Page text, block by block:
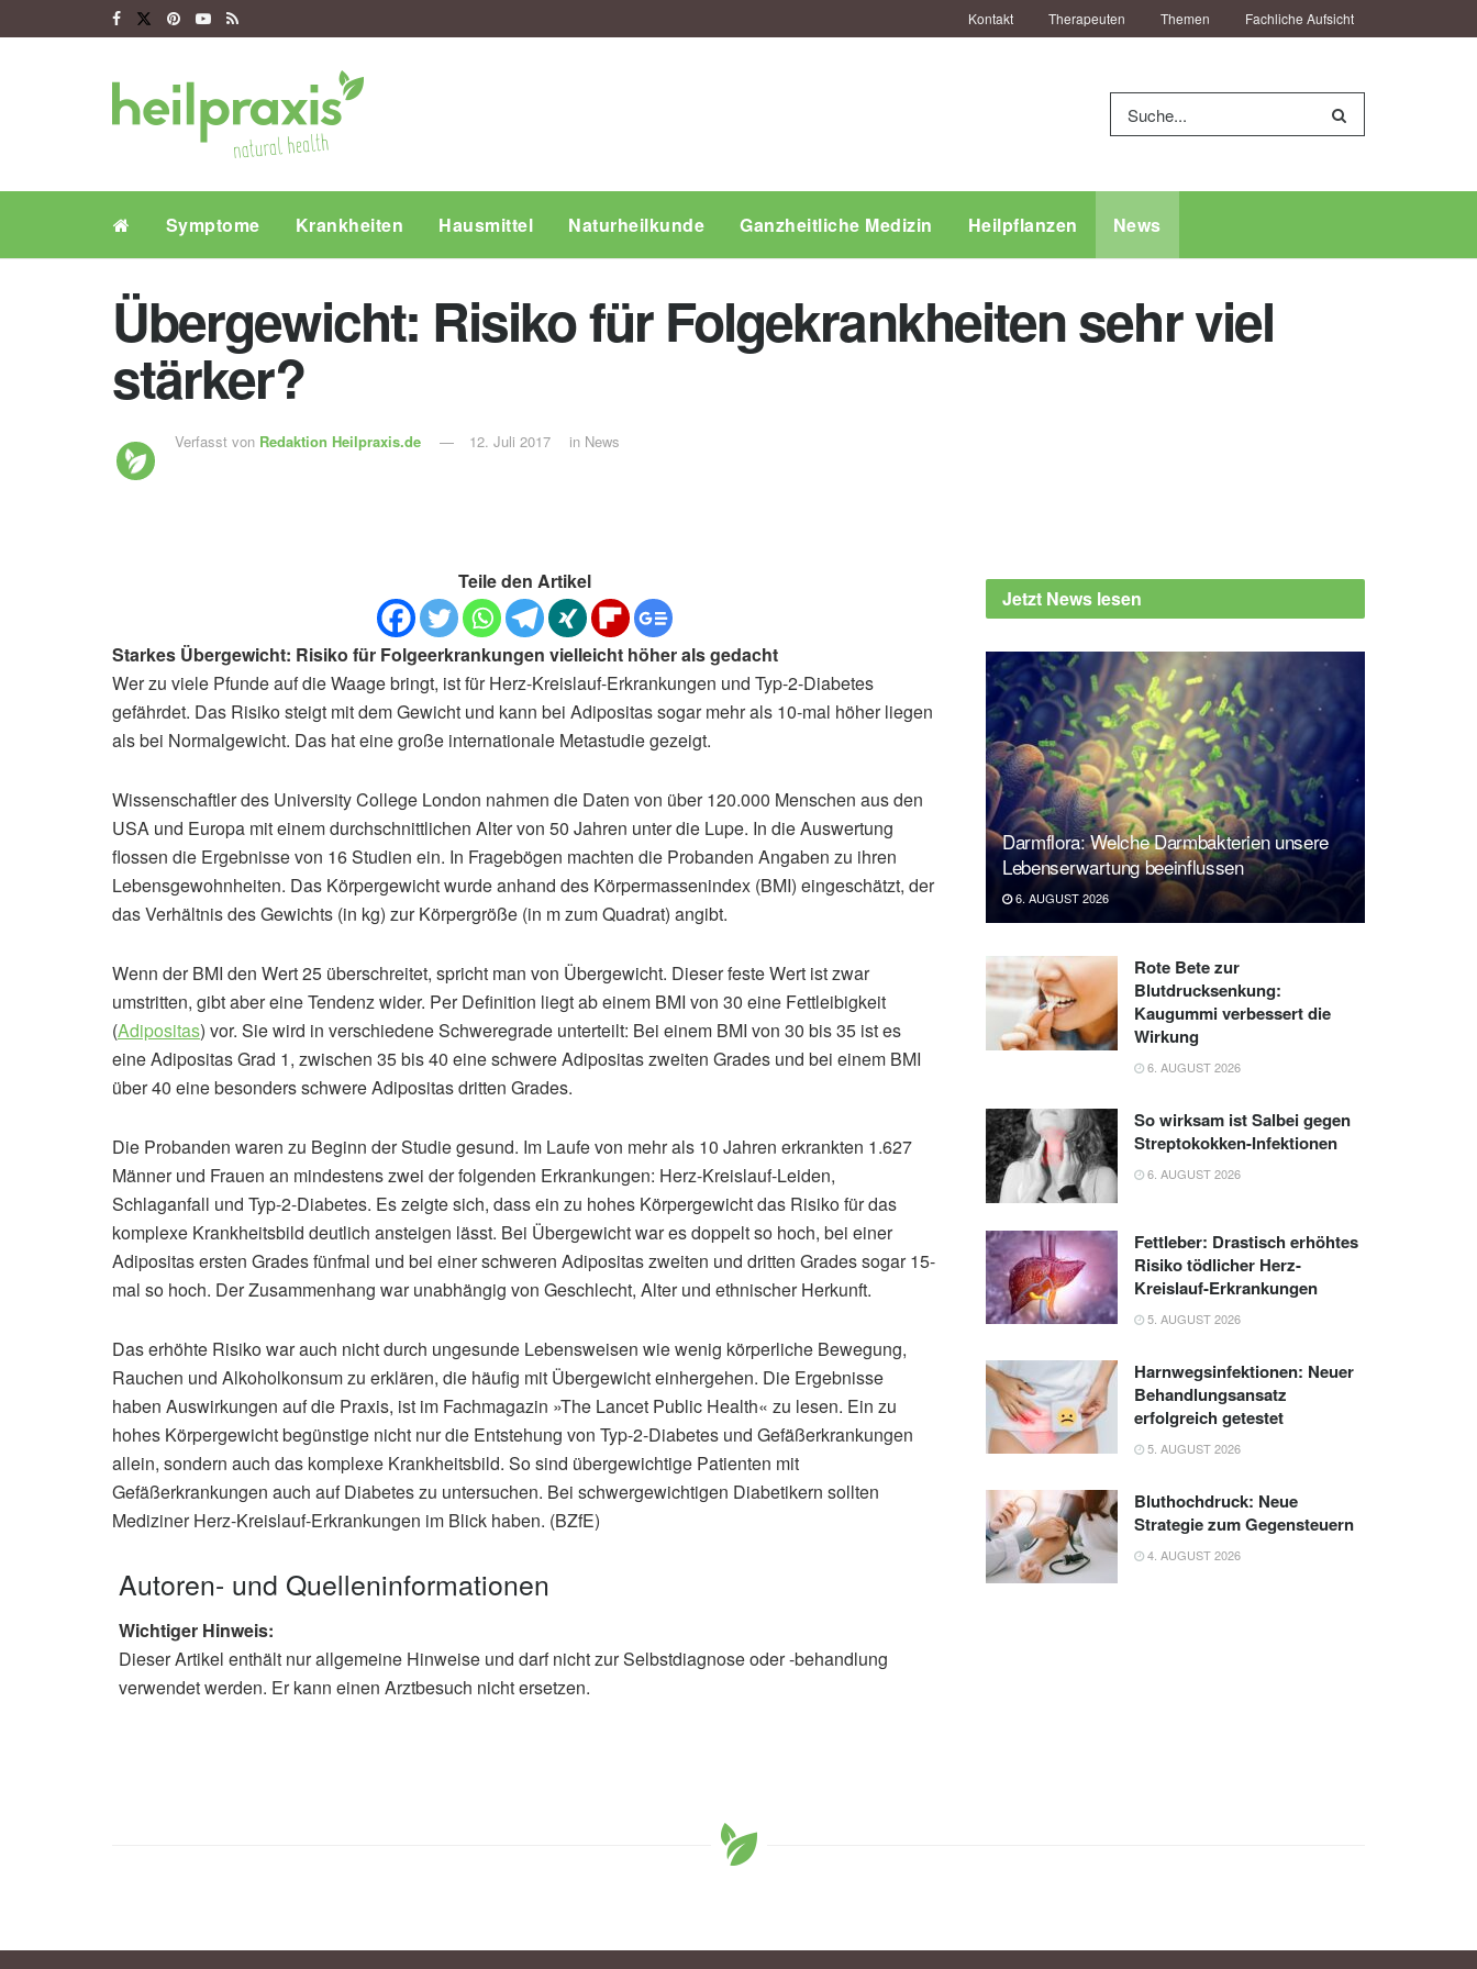
Kontakt Therapeuten Themen Fachliche Aufsicht
Symptome Krankheiten Hausmittel Naturheilkunde Ganzheitliche Medizin Heilpflanzen News
Übergewicht: Risiko für Folgekrankheiten sehr viel
stärker?
Verfasst von Redaktion Heilpraxis.de 12. Juli 2017 in News
Teile den Artikel
Starkes Übergewicht: Risiko für Folgeerkrankungen vielleicht höher als gedacht
Wer zu viele Pfunde auf die Waage bringt, ist für Herz-Kreislauf-Erkrankungen und Typ-2-Diabetes
gefährdet. Das Risiko steigt mit dem Gewicht und kann bei Adipositas sogar mehr als 10-mal höher liegen
als bei Normalgewicht. Das hat eine große internationale Metastudie gezeigt.
Wissenschaftler des University College London nahmen die Daten von über 120.000 Menschen aus den
USA und Europa mit einem durchschnittlichen Alter von 50 Jahren unter die Lupe. In die Auswertung
flossen die Ergebnisse von 16 Studien ein. In Fragebögen machten die Probanden Angaben zu ihren
Lebensgewohnheiten. Das Körpergewicht wurde anhand des Körpermassenindex (BMI) eingeschätzt, der
das Verhältnis des Gewichts (in kg) zur Körpergröße (in m zum Quadrat) angibt.
Wenn der BMI den Wert 25 überschreitet, spricht man von Übergewicht. Dieser feste Wert ist zwar
umstritten, gibt aber eine Tendenz wider. Per Definition liegt ab einem BMI von 30 eine Fettleibigkeit
(Adipositas) vor. Sie wird in verschiedene Schweregrade unterteilt: Bei einem BMI von 30 bis 35 ist es
eine Adipositas Grad 1, zwischen 35 bis 40 eine schwere Adipositas zweiten Grades und bei einem BMI
über 40 eine besonders schwere Adipositas dritten Grades.
Die Probanden waren zu Beginn der Studie gesund. Im Laufe von mehr als 10 Jahren erkrankten 1.627
Männer und Frauen an mindestens zwei der folgenden Erkrankungen: Herz-Kreislauf-Leiden,
Schlaganfall und Typ-2-Diabetes. Es zeigte sich, dass ein zu hohes Körpergewicht das Risiko für das
komplexe Krankheitsbild deutlich ansteigen lässt. Bei Übergewicht war es doppelt so hoch, bei einer
Adipositas ersten Grades fünfmal und bei einer schweren Adipositas zweiten und dritten Grades sogar 15-
mal so hoch. Der Zusammenhang war unabhängig von Geschlecht, Alter und ethnischer Herkunft.
Das erhöhte Risiko war auch nicht durch ungesunde Lebensweisen wie wenig körperliche Bewegung,
Rauchen und Alkoholkonsum zu erklären, die häufig mit Übergewicht einhergehen. Die Ergebnisse
haben Auswirkungen auf die Praxis, ist im Fachmagazin »The Lancet Public Health« zu lesen. Ein zu
hohes Körpergewicht begünstige nicht nur die Entstehung von Typ-2-Diabetes und Gefäßerkrankungen
allein, sondern auch das komplexe Krankheitsbild. So sind übergewichtige Patienten mit
Gefäßerkrankungen auch auf Diabetes zu untersuchen. Bei schwergewichtigen Diabetikern sollten
Mediziner Herz-Kreislauf-Erkrankungen im Blick haben. (BZfE)
Autoren- und Quelleninformationen
Wichtiger Hinweis:
Dieser Artikel enthält nur allgemeine Hinweise und darf nicht zur Selbstdiagnose oder -behandlung
verwendet werden. Er kann einen Arztbesuch nicht ersetzen.
Jetzt News lesen
Darmflora: Welche Darmbakterien unsere
Lebenserwartung beeinflussen
6. AUGUST 2026
Rote Bete zur
Blutdrucksenkung:
Kaugummi verbessert die
Wirkung
6. AUGUST 2026
So wirksam ist Salbei gegen
Streptokokken-Infektionen
6. AUGUST 2026
Fettleber: Drastisch erhöhtes
Risiko tödlicher Herz-
Kreislauf-Erkrankungen
5. AUGUST 2026
Harnwegsinfektionen: Neuer
Behandlungsansatz
erfolgreich getestet
5. AUGUST 2026
Bluthochdruck: Neue
Strategie zum Gegensteuern
4. AUGUST 2026